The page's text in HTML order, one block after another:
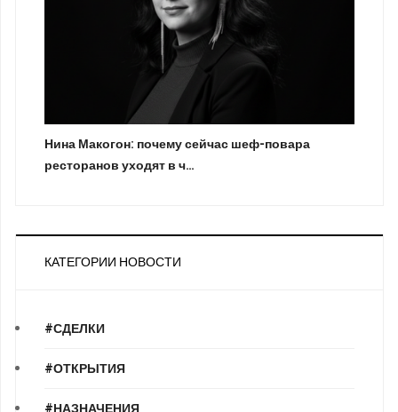
Нина Макогон: почему сейчас шеф-повара
ресторанов уходят в ч…
КАТЕГОРИИ НОВОСТИ
#СДЕЛКИ
#ОТКРЫТИЯ